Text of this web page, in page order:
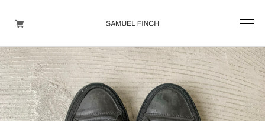
Men's
Maison Martin Margiela